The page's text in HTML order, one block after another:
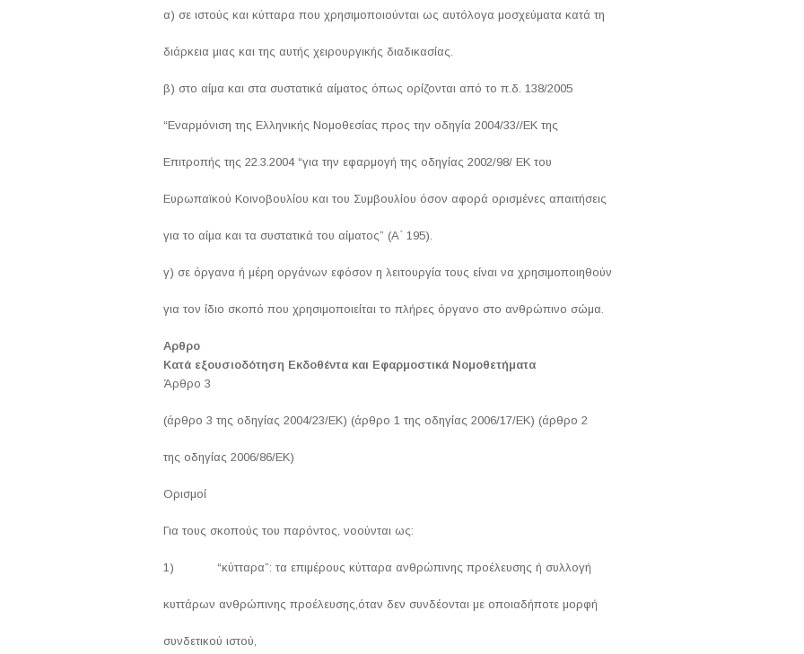
α) σε ιστούς και κύτταρα που χρησιμοποιούνται ως αυτόλογα μοσχεύματα κατά τη
διάρκεια μιας και της αυτής χειρουργικής διαδικασίας.
β) στο αίμα και στα συστατικά αίματος όπως ορίζονται από το π.δ. 138/2005
“Εναρμόνιση της Ελληνικής Νομοθεσίας προς την οδηγία 2004/33//ΕΚ της
Επιτροπής της 22.3.2004 “για την εφαρμογή της οδηγίας 2002/98/ ΕΚ του
Ευρωπαϊκού Κοινοβουλίου και του Συμβουλίου όσον αφορά ορισμένες απαιτήσεις
για το αίμα και τα συστατικά του αίματος” (Α` 195).
γ) σε όργανα ή μέρη οργάνων εφόσον η λειτουργία τους είναι να χρησιμοποιηθούν
για τον ίδιο σκοπό που χρησιμοποιείται το πλήρες όργανο στο ανθρώπινο σώμα.
Αρθρο
Κατά εξουσιοδότηση Εκδοθέντα και Εφαρμοστικά Νομοθετήματα
Άρθρο 3
(άρθρο 3 της οδηγίας 2004/23/ΕΚ) (άρθρο 1 της οδηγίας 2006/17/ΕΚ) (άρθρο 2
της οδηγίας 2006/86/ΕΚ)
Ορισμοί
Για τους σκοπούς του παρόντος, νοούνται ως:
1) “κύτταρα”: τα επιμέρους κύτταρα ανθρώπινης προέλευσης ή συλλογή
κυττάρων ανθρώπινης προέλευσης,όταν δεν συνδέονται με οποιαδήποτε μορφή
συνδετικού ιστού,